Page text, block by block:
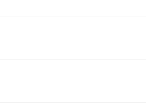
修的像矮人的地下王国，也不怕迷路啦！！！